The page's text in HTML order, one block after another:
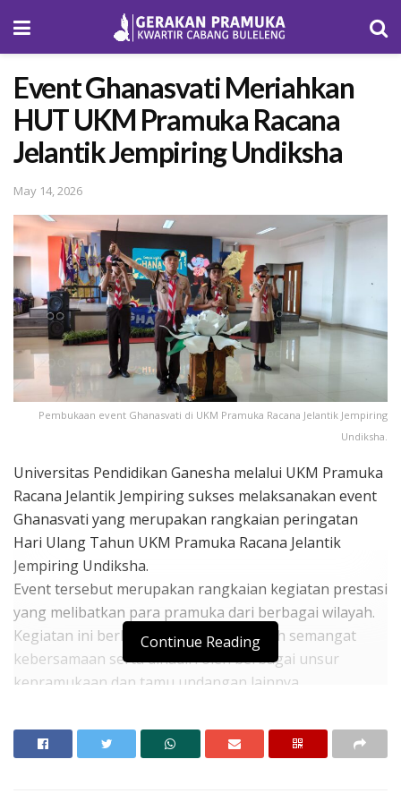
Event Ghanasvati Meriahkan
HUT UKM Pramuka Racana
Jelantik Jempiring Undiksha
May 14, 2026
Pembukaan event Ghanasvati di UKM Pramuka Racana Jelantik Jempiring
Undiksha.
Universitas Pendidikan Ganesha melalui UKM Pramuka
Racana Jelantik Jempiring sukses melaksanakan event
Ghanasvati yang merupakan rangkaian peringatan
Hari Ulang Tahun UKM Pramuka Racana Jelantik
Jempiring Undiksha.
Event tersebut merupakan rangkaian kegiatan prestasi
yang melibatkan para pramuka dari berbagai wilayah.
Kegiatan ini berlangsung dengan penuh semangat
kebersamaan serta dihadiri oleh berbagai unsur
kepramukaan dan tamu undangan lainnya.
Undiksha yang dalam kesempatan ini diwakili oleh
Pembimbing I UKM Pramuka, kak Dr. I Wayan Muliarta.
Continue Reading